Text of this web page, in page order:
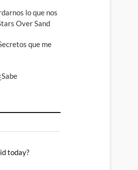
lo que nos
Over Sand
que me
today?